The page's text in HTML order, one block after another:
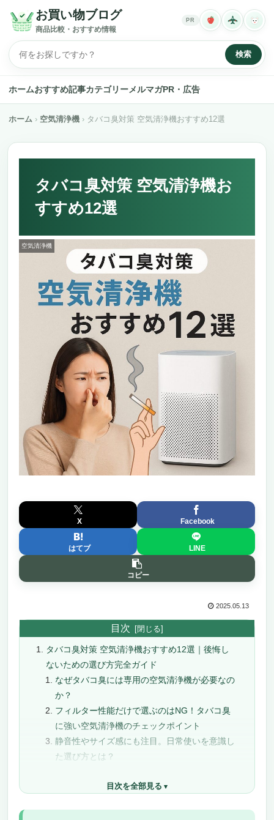
お買い物ブログ
商品比較・おすすめ情報
検索
PR
ホームおすすめ記事カテゴリーメルマガPR・広告
ホーム 空気清浄機 タバコ臭対策 空気清浄機おすすめ12選
タバコ臭対策 空気清浄機お
すすめ12選
空気清浄機
X Facebook
はてブ LINE
コピー
2025.05.13
目次
タバコ臭対策 空気清浄機おすすめ12選｜後悔し
ないための選び方完全ガイド
なぜタバコ臭には専用の空気清浄機が必要なの
か？
フィルター性能だけで選ぶのはNG！タバコ臭
に強い空気清浄機のチェックポイント
静音性やサイズ感にも注目。日常使いを意識し
た選び方とは？
目次を全部見る